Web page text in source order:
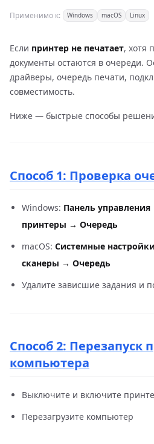
Применимо к: Windows macOS Linux
Если принтер не печатает, хотя
документы остаются в
драйверы, очередь печати,
совместимость.
Ниже — быстрые способы
Способ 1: Проверка
Windows: Панель
принтеры → Очередь
macOS: Системные
сканеры → Очередь
Удалите зависшие задания и
Способ 2: Перезапуск
компьютера
Выключите и включите
Перезагрузите компьютер